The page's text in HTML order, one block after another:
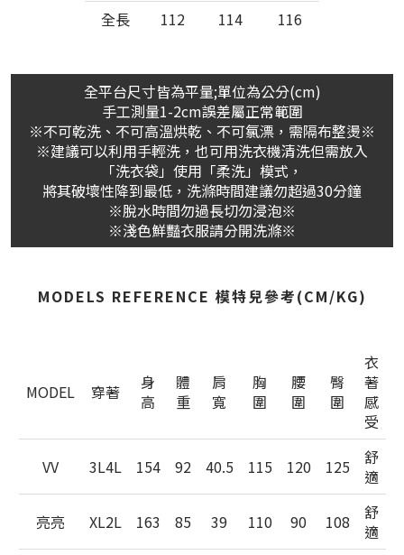
全長 112 114 116
全平台尺寸皆為平量;單位為公分(cm)
手工測量1-2cm誤差屬正常範圍
※不可乾洗、不可高溫烘乾、不可氯漂，需隔布整燙※
※建議可以利用手輕洗，也可用洗衣機清洗但需放入
「洗衣袋」使用「柔洗」模式，
將其破壞性降到最低，洗滌時間建議勿超過30分鐘
※脫水時間勿過長切勿浸泡※
※淺色鮮豔衣服請分開洗滌※
MODELS REFERENCE 模特兒參考(CM/KG)
MODEL 穿著
身
高
體
重
肩
寬
胸
圍
腰
圍
臀
圍
衣
著
感
受
VV 3L4L 154 92 40.5 115 120 125
舒
適
亮亮 XL2L 163 85 39 110 90 108
舒
適